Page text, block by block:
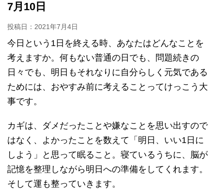
7月10日
投稿日： 2021年7月4日
今日という1日を終える時、あなたはどんなことを
考えますか。何もない普通の日でも、問題続きの
日々でも、明日もそれなりに自分らしく元気である
ためには、おやすみ前に考えることってけっこう大
事です。
カギは、ダメだったことや嫌なことを思い出すので
はなく、よかったことを数えて「明日、いい1日に
しよう」と思って眠ること。寝ているうちに、脳が
記憶を整理しながら明日への準備をしてくれます。
そして運も整っていきます。